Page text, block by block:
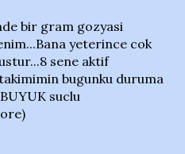
bir gram gozyasi
yeterince cok
sene aktif
bugunku duruma
suclu